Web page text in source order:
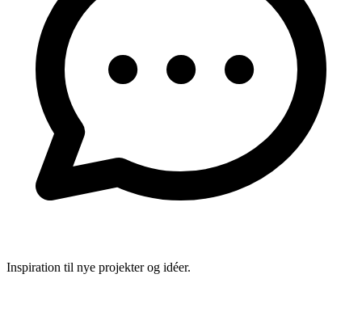
Inspiration til nye projekter og idéer.